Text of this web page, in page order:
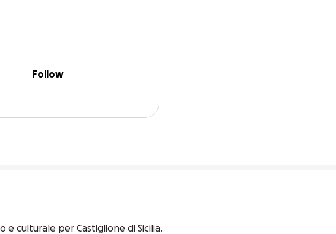
Follow
culturale per Castiglione di Sicilia.